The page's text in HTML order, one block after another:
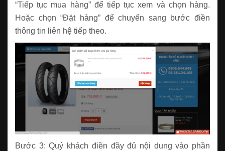
“Tiếp tục mua hàng” để tiếp tục xem và chọn hàng.
Hoặc chọn “Đặt hàng” để chuyển sang bước điền
thông tin liên hệ tiếp theo.
Bước 3: Quý khách điền đầy đủ nội dung vào phần